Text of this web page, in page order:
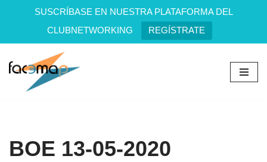
SUSCRÍBASE EN NUESTRA PLATAFORMA DEL
CLUBNETWORKING
REGÍSTRATE
Saltar
BOE 13-05-2020